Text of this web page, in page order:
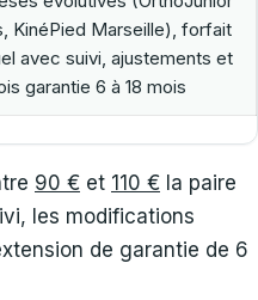
KinéPied Marseille), forfait
avec suivi, ajustements et
garantie 6 à 18 mois
90 € et 110 € la paire
les modifications
de garantie de 6